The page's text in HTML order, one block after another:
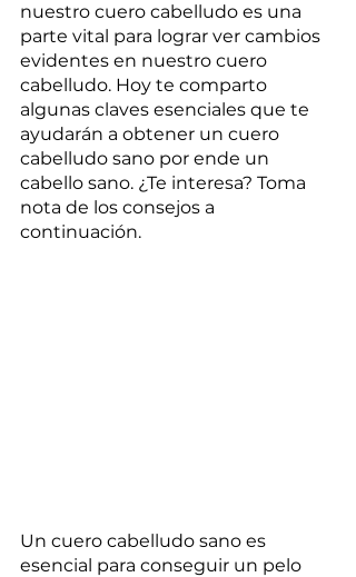
nuestro cuero cabelludo es una
parte vital para lograr ver cambios
evidentes en nuestro cuero
cabelludo. Hoy te comparto
algunas claves esenciales que te
ayudarán a obtener un cuero
cabelludo sano por ende un
cabello sano. ¿Te interesa? Toma
nota de los consejos a
continuación.
Un cuero cabelludo sano es
esencial para conseguir un pelo